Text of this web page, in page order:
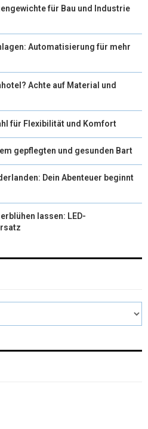
für Bau und Industrie
Automatisierung für mehr
Achte auf Material und
für Flexibilität und Komfort
gepflegten und gesunden Bart
Dein Abenteuer beginnt
lassen: LED-